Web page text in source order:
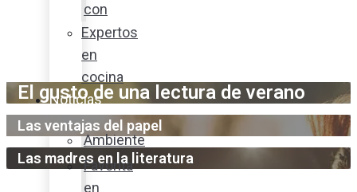
con
Expertos
en
cocina
Noticias
Ambiente
Favorita
en
El gusto de una lectura de verano
Las ventajas del papel
Las madres en la literatura